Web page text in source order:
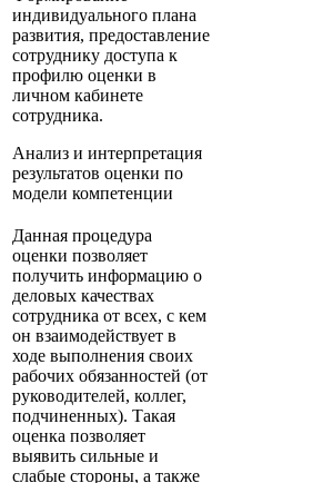
индивидуального плана
развития, предоставление
сотруднику доступа к
профилю оценки в
личном кабинете
сотрудника.
Анализ и интерпретация
результатов оценки по
модели компетенции
Данная процедура
оценки позволяет
получить информацию о
деловых качествах
сотрудника от всех, с кем
он взаимодействует в
ходе выполнения своих
рабочих обязанностей (от
руководителей, коллег,
подчиненных). Такая
оценка позволяет
выявить сильные и
слабые стороны, а также